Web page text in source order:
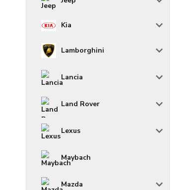
Kia
Lamborghini
Lancia
Land Rover
Lexus
Maybach
Mazda